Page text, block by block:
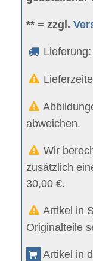
** = zzgl.
abweichen.
Wir
zusätzlich
30,00 €.
Artikel in
Originalteile
Artikel in